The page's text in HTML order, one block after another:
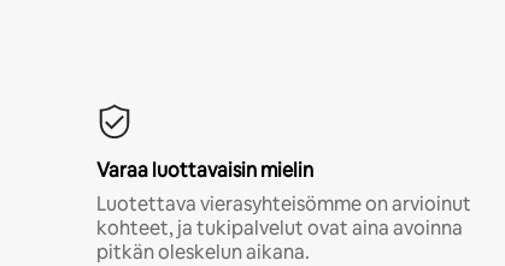
Varaa luottavaisin mielin
Luotettava vierasyhteisömme on arvioinut
kohteet, ja tukipalvelut ovat aina avoinna
pitkän oleskelun aikana.